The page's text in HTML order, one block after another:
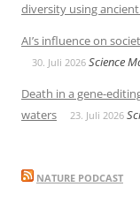
diversity using
AI’s influence on
30. Juli 2026 Science
Death in a gene-
waters
23. Juli 2026
NATURE PODCAST